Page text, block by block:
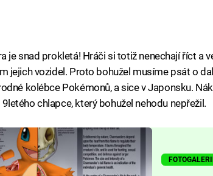
je snad prokletá! Hráči si totiž nenechají říct a
jejich vozidel. Proto bohužel musíme psát o
kolébce Pokémonů, a sice v Japonsku.
chlapce, který bohužel nehodu nepřežil.